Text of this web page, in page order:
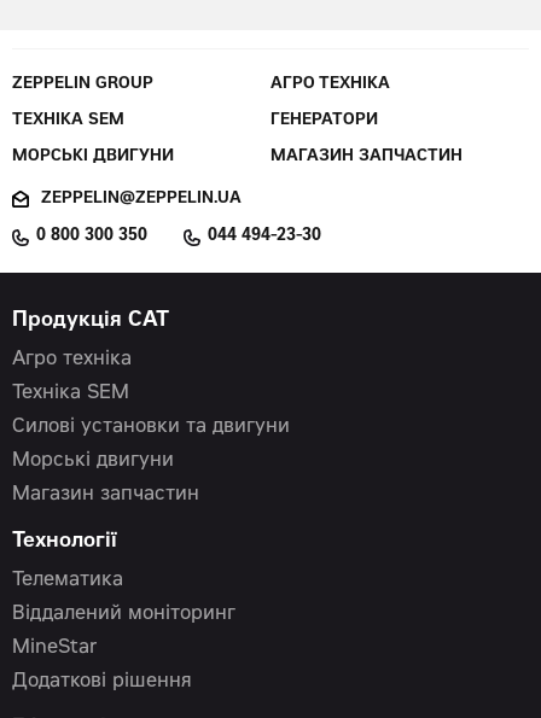
ZEPPELIN GROUP АГРО ТЕХНІКА
ТЕХНІКА SEM ГЕНЕРАТОРИ
МОРСЬКІ ДВИГУНИ МАГАЗИН ЗАПЧАСТИН
ZEPPELIN@ZEPPELIN.UA
0 800 300 350 044 494-23-30
Продукція CAT
Агро техніка
Техніка SEM
Силові установки та двигуни
Морські двигуни
Магазин запчастин
Технології
Телематика
Віддалений моніторинг
MineStar
Додаткові рішення